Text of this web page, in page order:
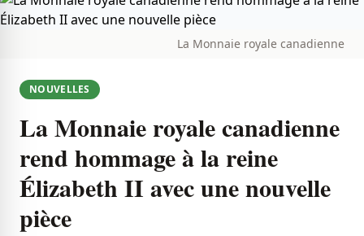
La Monnaie royale canadienne
NOUVELLES
La Monnaie royale canadienne
rend hommage à la reine
Élizabeth II avec une nouvelle
pièce